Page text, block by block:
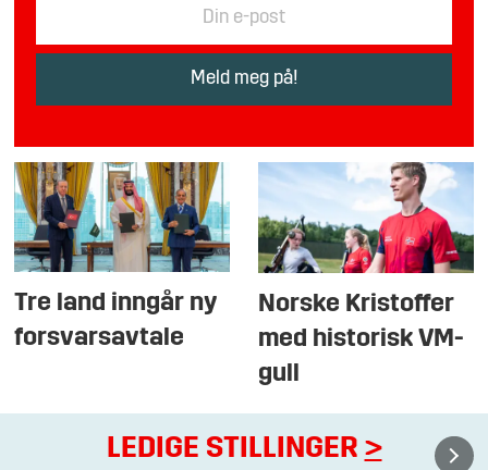
Tre land inngår ny
forsvarsavtale
Norske Kristoffer
med historisk VM-
gull
LEDIGE STILLINGER >